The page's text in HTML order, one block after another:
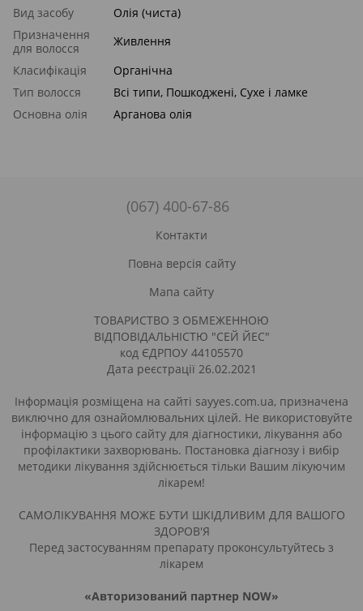
Вид засобу
Олія (чиста)
Призначення
для волосся
Живлення
Класифікація
Органічна
Тип волосся
Всі типи, Пошкоджені, Сухе і ламке
Основна олія
Арганова олія
(067) 400-67-86
Контакти
Повна версія сайту
Мапа сайту
ТОВАРИСТВО З ОБМЕЖЕННОЮ
ВІДПОВІДАЛЬНІСТЮ "СЕЙ ЙЕС"
код ЄДРПОУ 44105570
Дата реєстрації 26.02.2021
Інформація розміщена на сайті sayyes.com.ua, призначена
виключно для ознайомлювальних цілей. Не використовуйте
інформацію з цього сайту для діагностики, лікування або
профілактики захворювань. Постановка діагнозу і вибір
методики лікування здійснюється тільки Вашим лікуючим
лікарем!
САМОЛІКУВАННЯ МОЖЕ БУТИ ШКІДЛИВИМ ДЛЯ ВАШОГО
ЗДОРОВ'Я
Перед застосуванням препарату проконсультуйтесь з
лікарем
«Авторизований партнер NOW»